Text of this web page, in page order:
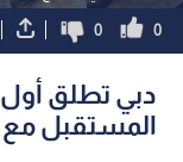
0
0
دبي تطلق
المستقبل مع